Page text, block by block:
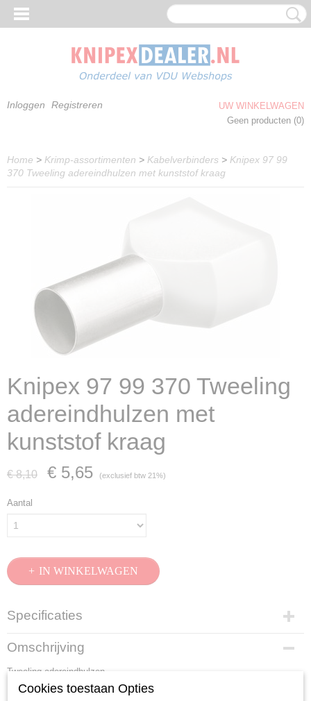
Inloggen Registreren
UW WINKELWAGEN
Geen producten (0)
Home > Krimp-assortimenten > Kabelverbinders > Knipex 97 99
370 Tweeling adereindhulzen met kunststof kraag
Knipex 97 99 370 Tweeling
adereindhulzen met
kunststof kraag
€ 8,10 € 5,65 (exclusief btw 21%)
Aantal
IN WINKELWAGEN
Specificaties
Productcode
97 99 370
EAN code
4003773076612
Omschrijving
Tweeling adereindhulzen
AWG Twin:2 x 20
Cookies toestaan Opties